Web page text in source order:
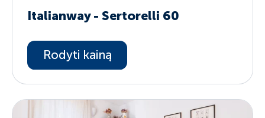
Italianway - Sertorelli 60
Rodyti kainą